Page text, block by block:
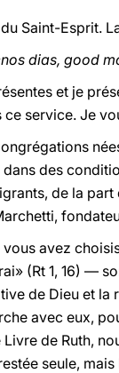
Saint-Esprit.
dias, good
et je
ce service. Je
des
de la
avez
(Rt 1, 16) —
de Dieu et
avec eux,
de Ruth,
seule,